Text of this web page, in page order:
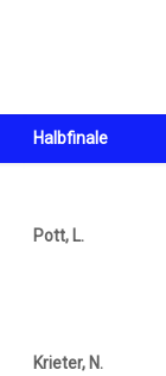
Halbfinale
Pott, L.
Krieter, N.